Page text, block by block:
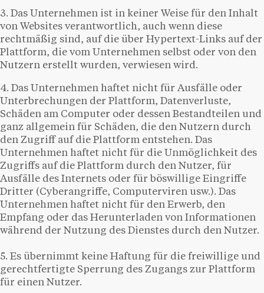
3. Das Unternehmen ist in keiner Weise für den Inhalt
von Websites verantwortlich, auch wenn diese
rechtmäßig sind, auf die über Hypertext-Links auf der
Plattform, die vom Unternehmen selbst oder von den
Nutzern erstellt wurden, verwiesen wird.
4. Das Unternehmen haftet nicht für Ausfälle oder
Unterbrechungen der Plattform, Datenverluste,
Schäden am Computer oder dessen Bestandteilen und
ganz allgemein für Schäden, die den Nutzern durch
den Zugriff auf die Plattform entstehen. Das
Unternehmen haftet nicht für die Unmöglichkeit des
Zugriffs auf die Plattform durch den Nutzer, für
Ausfälle des Internets oder für böswillige Eingriffe
Dritter (Cyberangriffe, Computerviren usw.). Das
Unternehmen haftet nicht für den Erwerb, den
Empfang oder das Herunterladen von Informationen
während der Nutzung des Dienstes durch den Nutzer.
5. Es übernimmt keine Haftung für die freiwillige und
gerechtfertigte Sperrung des Zugangs zur Plattform
für einen Nutzer.